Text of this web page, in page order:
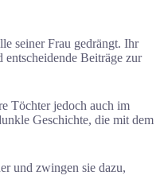
seiner Frau gedrängt. Ihr
Beiträge zur
Töchter jedoch auch im
Geschichte, die mit dem
und zwingen sie dazu,